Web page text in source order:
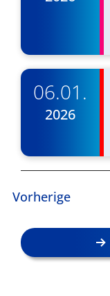
06.01.
2026
Vorherige